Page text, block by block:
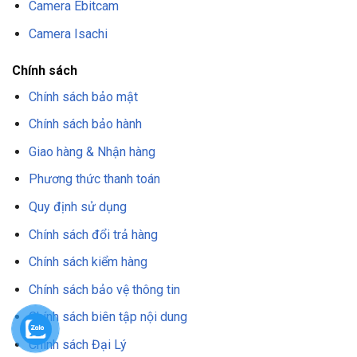
NP225DMT/I5E-AF
Chất lượng hình ảnh
Đảm bảo rằng camera cung cấp độ phân giải cao để
có hình ảnh sắc nét, đặc biệt là trong điều kiện ánh
Camera Ebitcam
Camera Isachi
Chính sách
Chính sách bảo mật
Chính sách bảo hành
Giao hàng & Nhận hàng
Phương thức thanh toán
Quy định sử dụng
Chính sách đổi trả hàng
Chính sách kiểm hàng
Chính sách bảo vệ thông tin
Chính sách biên tập nội dung
Chính sách Đại Lý